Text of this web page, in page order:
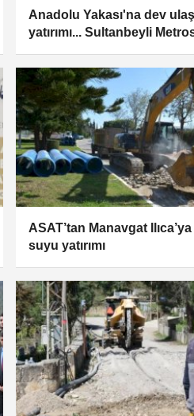
Anadolu Yakası'na dev
yatırımı... Sultanbeyli
ASAT’tan Manavgat
suyu yatırımı